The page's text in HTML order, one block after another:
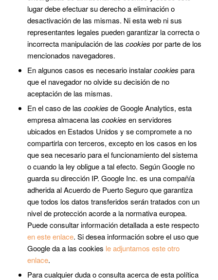
lugar debe efectuar su derecho a eliminación o
desactivación de las mismas. Ni esta web ni sus
representantes legales pueden garantizar la correcta o
incorrecta manipulación de las cookies por parte de los
mencionados navegadores.
En algunos casos es necesario instalarcookies para
que el navegador no olvide su decisión de no
aceptación de las mismas.
En el caso de las cookies de Google Analytics, esta
empresa almacena las cookies en servidores
ubicados en Estados Unidos y se compromete a no
compartirla con terceros, excepto en los casos en los
que sea necesario para el funcionamiento del sistema
o cuando la ley obligue a tal efecto. Según Google no
guarda su dirección IP. Google Inc. es una compañía
adherida al Acuerdo de Puerto Seguro que garantiza
que todos los datos transferidos serán tratados con un
nivel de protección acorde a la normativa europea.
Puede consultar información detallada a este respecto
en este enlace. Si desea información sobre el uso que
Google da a las cookies le adjuntamos este otro
enlace.
Para cualquier duda o consulta acerca de esta política